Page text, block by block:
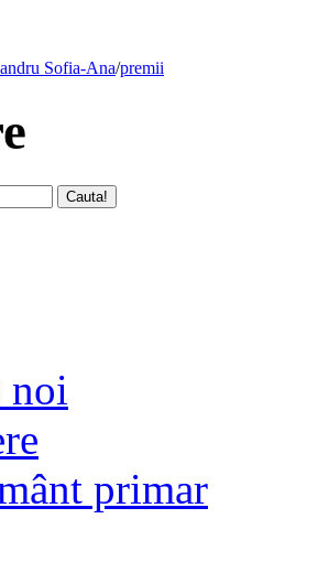
Sofia-Ana/premii
noi
primar